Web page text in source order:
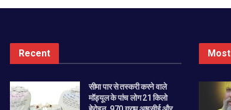
Recent
सीमा पार से तस्करी करने वाले
मॉड्यूल के पांच लोग 21 किलो